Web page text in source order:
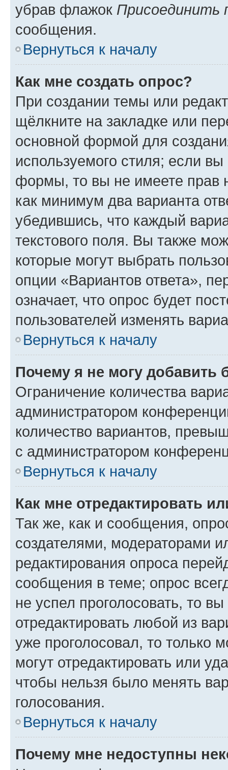
убрав флажок Присоединить
сообщения.
Вернуться к началу
Как мне создать опрос?
При создании темы или
щёлкните на закладке или
основной формой для
используемого стиля; если
формы, то вы не имеете прав
как минимум два варианта
убедившись, что каждый
текстового поля. Вы также
которые могут выбрать
опции «Вариантов ответа»,
означает, что опрос будет
пользователей изменять
Вернуться к началу
Почему я не могу добавить
Ограничение количества
администратором
количество вариантов,
с администратором
Вернуться к началу
Как мне отредактировать
Так же, как и сообщения,
создателями, модераторами
редактирования опроса
сообщения в теме; опрос
не успел проголосовать, то
отредактировать любой из
уже проголосовал, то только
могут отредактировать или
чтобы нельзя было менять
голосования.
Вернуться к началу
Почему мне недоступны